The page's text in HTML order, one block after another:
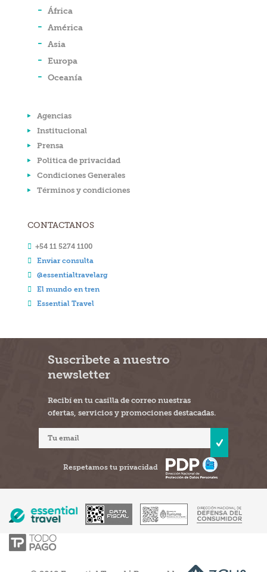
África
América
Asia
Europa
Oceanía
Agencias
Institucional
Prensa
Politica de privacidad
Condiciones Generales
Términos y condiciones
CONTACTANOS
+54 11 5274 1100
Enviar consulta
@essentialtravelarg
El mundo en tren
Essential Travel
Suscribete a nuestro
newsletter
Recibí en tu casilla de correo nuestras
ofertas, servicios y promociones destacadas.
Respetamos tu privacidad